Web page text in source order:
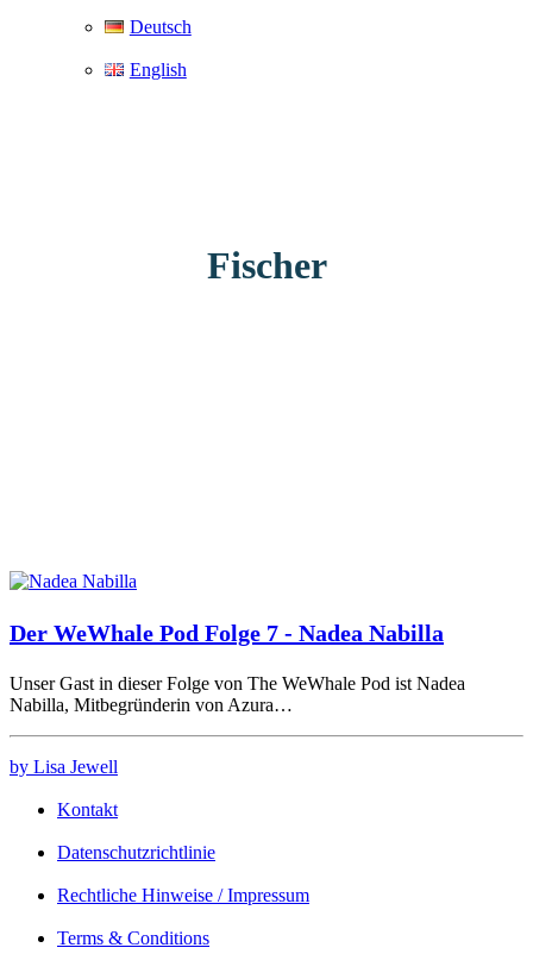
Deutsch
English
Fischer
Der WeWhale Pod Folge 7 - Nadea Nabilla
Unser Gast in dieser Folge von The WeWhale Pod ist Nadea
Nabilla, Mitbegründerin von Azura…
by Lisa Jewell
Kontakt
Datenschutzrichtlinie
Rechtliche Hinweise / Impressum
Terms & Conditions